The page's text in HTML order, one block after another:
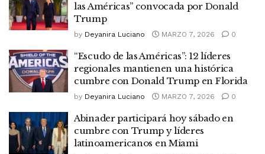
las Américas” convocada por Donald
Trump
by Deyanira Luciano MARZO 7, 2026 0
“Escudo de las Américas”: 12 líderes
regionales mantienen una histórica
cumbre con Donald Trump en Florida
by Deyanira Luciano MARZO 7, 2026 0
Abinader participará hoy sábado en
cumbre con Trump y líderes
latinoamericanos en Miami